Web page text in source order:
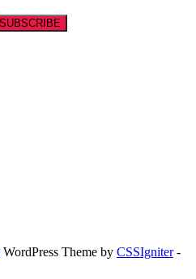
WordPress Theme by CSSIgniter-